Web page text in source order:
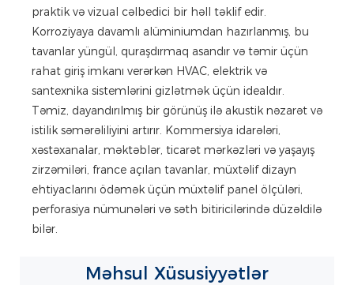
praktik və vizual cəlbedici bir həll təklif edir.
Korroziyaya davamlı alüminiumdan hazırlanmış, bu
tavanlar yüngül, quraşdırmaq asandır və təmir üçün
rahat giriş imkanı verərkən HVAC, elektrik və
santexnika sistemlərini gizlətmək üçün idealdır.
Təmiz, dayandırılmış bir görünüş ilə akustik nəzarət və
istilik səmərəliliyini artırır. Kommersiya idarələri,
xəstəxanalar, məktəblər, ticarət mərkəzləri və yaşayış
zirzəmiləri, france açılan tavanlar, müxtəlif dizayn
ehtiyaclarını ödəmək üçün müxtəlif panel ölçüləri,
perforasiya nümunələri və səth bitiricilərində düzəldilə
bilər.
Məhsul Xüsusiyyətlər